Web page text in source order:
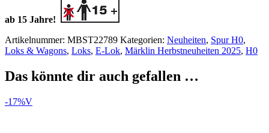
ab 15 Jahre!
Artikelnummer: MBST22789 Kategorien: Neuheiten, Spur H0,
Loks & Wagons, Loks, E-Lok, Märklin Herbstneuheiten 2025, H0
Das könnte dir auch gefallen …
-17%V